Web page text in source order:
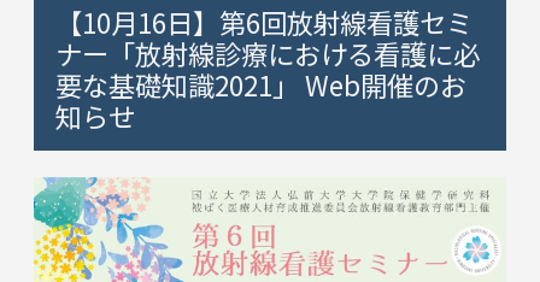
【10月16日】第6回放射線看護セミ
ナー「放射線診療における看護に必
要な基礎知識2021」 Web開催のお
知らせ